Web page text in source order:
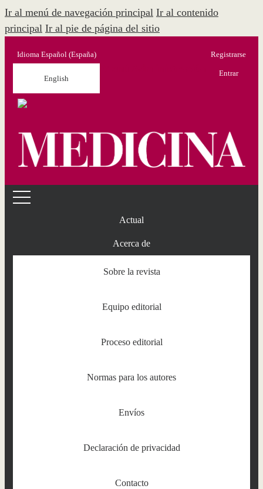
Ir al menú de navegación principal Ir al contenido
principal Ir al pie de página del sitio
Idioma Español (España)
English
Registrarse
Entrar
Actual
Acerca de
Sobre la revista
Equipo editorial
Proceso editorial
Normas para los autores
Envíos
Declaración de privacidad
Contacto